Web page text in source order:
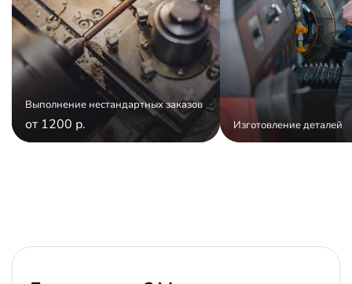
Выполнение нестандартных заказов
от 1200 р. Изготовление деталей